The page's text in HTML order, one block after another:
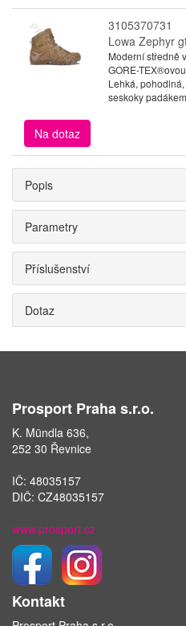
3105370731
Lowa Zephyr
Moderní středně
GORE-
Lehká,
seskoky
Na dotaz
Popis
Parametry
Příslušenství
Dotaz
Prosport Praha s.r.o.
K. Mündla 636,
252 30 Řevnice
IČ: 48035157
DIČ: CZ48035157
www.prosport.cz
Kontakt